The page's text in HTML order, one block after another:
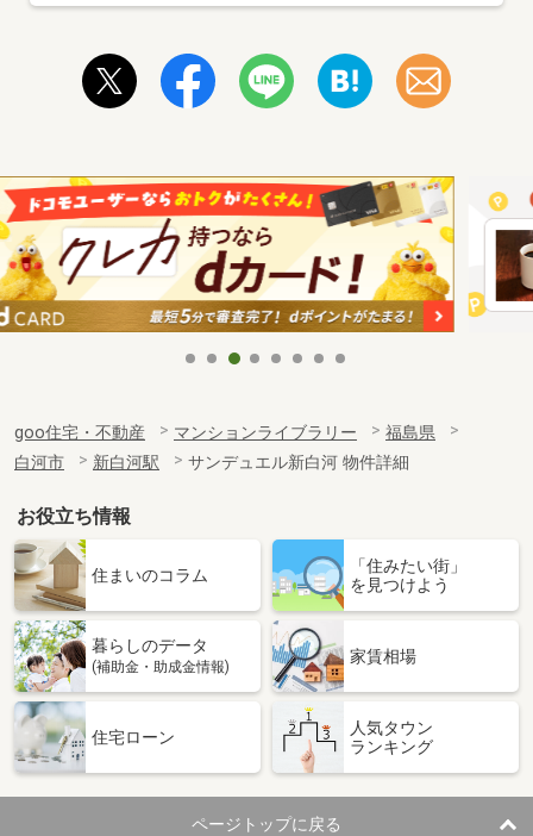
goo住宅・不動産 マンションライブラリー
福島県
白河市
新白河駅 サンデュエル新白河 物件詳細
お役立ち情報
住まいのコラム
「住みたい街」
を見つけよう
暮らしのデータ
(補助金・助成金情報)
家賃相場
住宅ローン
人気タウン
ランキング
ページトップに戻る